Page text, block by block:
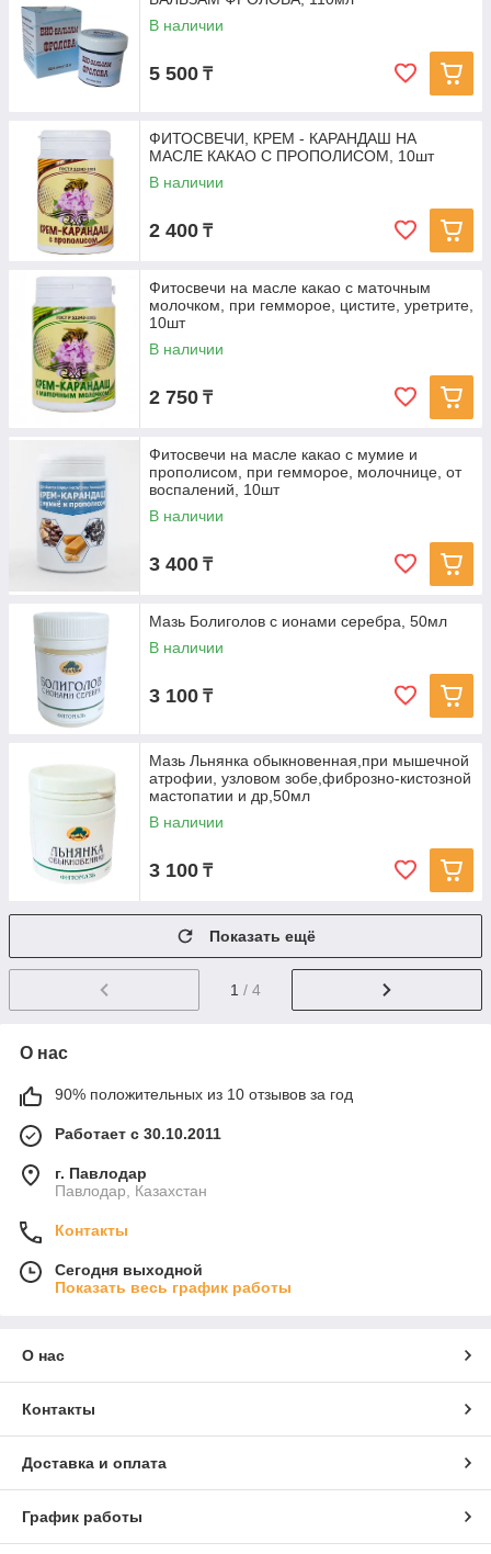
В наличии
5 500 ₸
ФИТОСВЕЧИ, КРЕМ - КАРАНДАШ НА
МАСЛЕ КАКАО С ПРОПОЛИСОМ, 10шт
В наличии
2 400 ₸
Фитосвечи на масле какао с маточным
молочком, при гемморое, цистите, уретрите,
10шт
В наличии
2 750 ₸
Фитосвечи на масле какао с мумие и
прополисом, при гемморое, молочнице, от
воспалений, 10шт
В наличии
3 400 ₸
Мазь Болиголов с ионами серебра, 50мл
В наличии
3 100 ₸
Мазь Льнянка обыкновенная,при мышечной
атрофии, узловом зобе,фиброзно-кистозной
мастопатии и др,50мл
В наличии
3 100 ₸
Показать ещё
1 / 4
О нас
90% положительных из 10 отзывов за год
Работает с 30.10.2011
г. Павлодар
Павлодар, Казахстан
Контакты
Сегодня выходной
Показать весь график работы
О нас
Контакты
Доставка и оплата
График работы